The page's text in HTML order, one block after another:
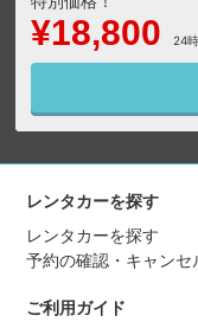
¥18,800 24
レンタカーを探す
レンタカーを探す
予約の確認・キャンセ
ご利用ガイド